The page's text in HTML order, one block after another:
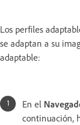
Los perfiles
se adaptan a su
adaptable:
En el
continuación,